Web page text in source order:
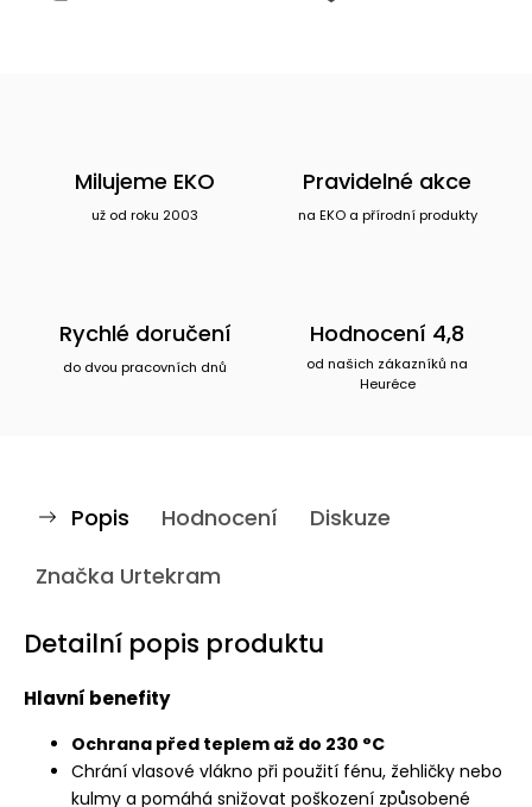
Milujeme EKO
už od roku 2003
Pravidelné akce
na EKO a přírodní produkty
Rychlé doručení
do dvou pracovních dnů
Hodnocení 4,8
od našich zákazníků na
Heuréce
Popis Hodnocení
Diskuze
Značka Urtekram
Detailní popis produktu
Hlavní benefity
Ochrana před teplem až do 230 °C
Chrání vlasové vlákno při použití fénu, žehličky nebo
kulmy a pomáhá snižovat poškození způsobené